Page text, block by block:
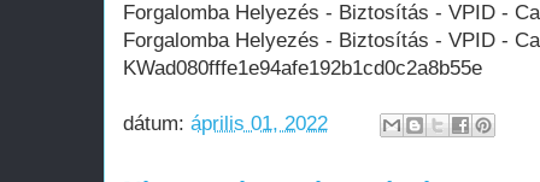
Forgalomba Helyezés - Biztosítás - VPID -
Forgalomba Helyezés - Biztosítás - VPID -
KWad080fffe1e94afe192b1cd0c2a8b55e
dátum: április 01, 2022